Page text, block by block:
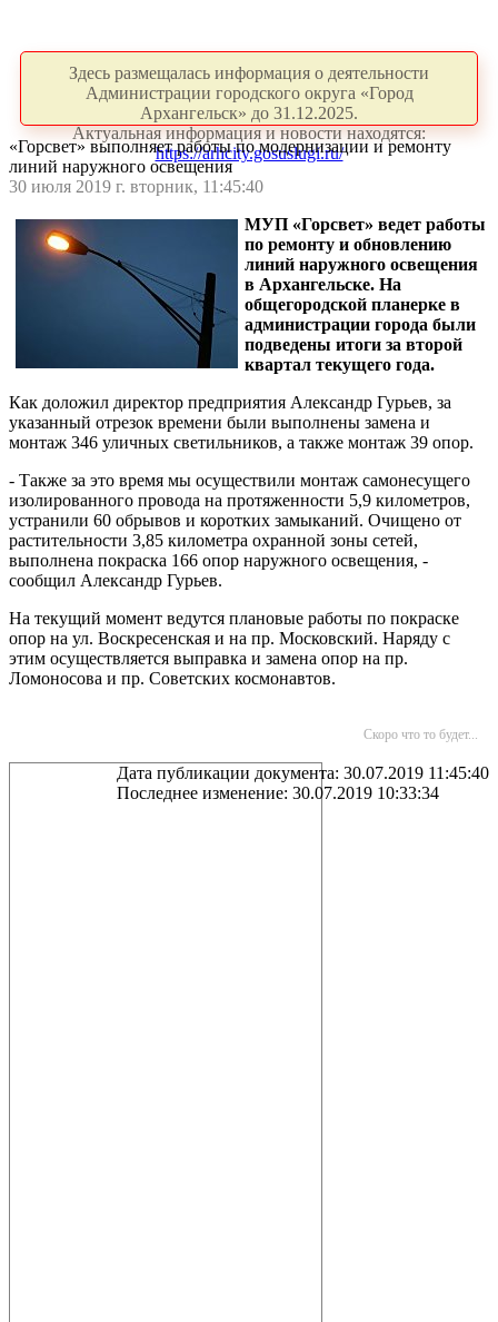
Здесь размещалась информация о деятельности
Администрации городского округа «Город
Архангельск» до 31.12.2025.
Актуальная информация и новости находятся:
https://arhcity.gosuslugi.ru/
«Горсвет» выполняет работы по модернизации и ремонту
линий наружного освещения
30 июля 2019 г. вторник, 11:45:40
МУП «Горсвет» ведет работы
по ремонту и обновлению
линий наружного освещения
в Архангельске. На
общегородской планерке в
администрации города были
подведены итоги за второй
квартал текущего года.
Как доложил директор предприятия Александр Гурьев, за
указанный отрезок времени были выполнены замена и
монтаж 346 уличных светильников, а также монтаж 39 опор.
- Также за это время мы осуществили монтаж самонесущего
изолированного провода на протяженности 5,9 километров,
устранили 60 обрывов и коротких замыканий. Очищено от
растительности 3,85 километра охранной зоны сетей,
выполнена покраска 166 опор наружного освещения, -
сообщил Александр Гурьев.
На текущий момент ведутся плановые работы по покраске
опор на ул. Воскресенская и на пр. Московский. Наряду с
этим осуществляется выправка и замена опор на пр.
Ломоносова и пр. Советских космонавтов.
Скоро что то будет...
Дата публикации документа: 30.07.2019 11:45:40
Последнее изменение: 30.07.2019 10:33:34